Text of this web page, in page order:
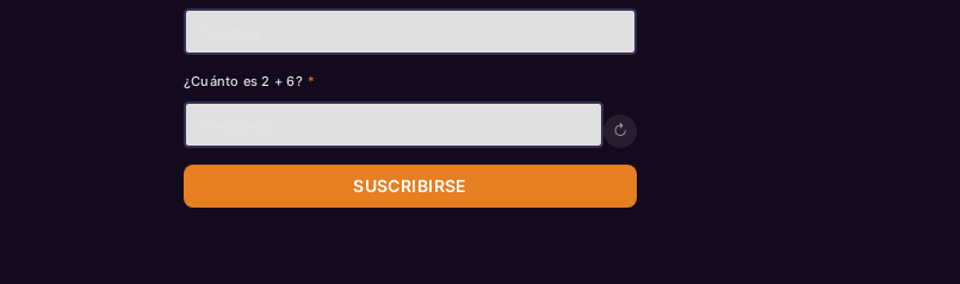
¿Cuánto es 2 + 6? *
↻
SUSCRIBIRSE